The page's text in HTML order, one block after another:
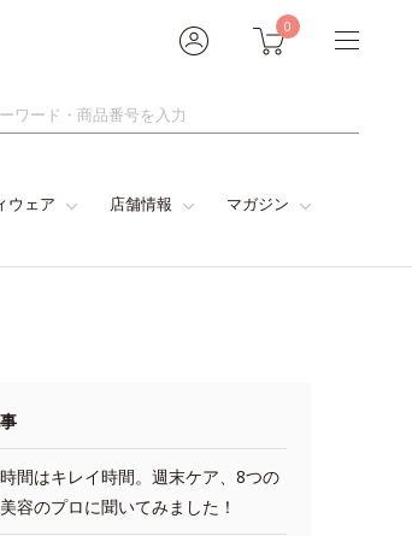
0
ウェア 店舗情報 マガジン
間はキレイ時間。週末ケア、8つの
容のプロに聞いてみました！